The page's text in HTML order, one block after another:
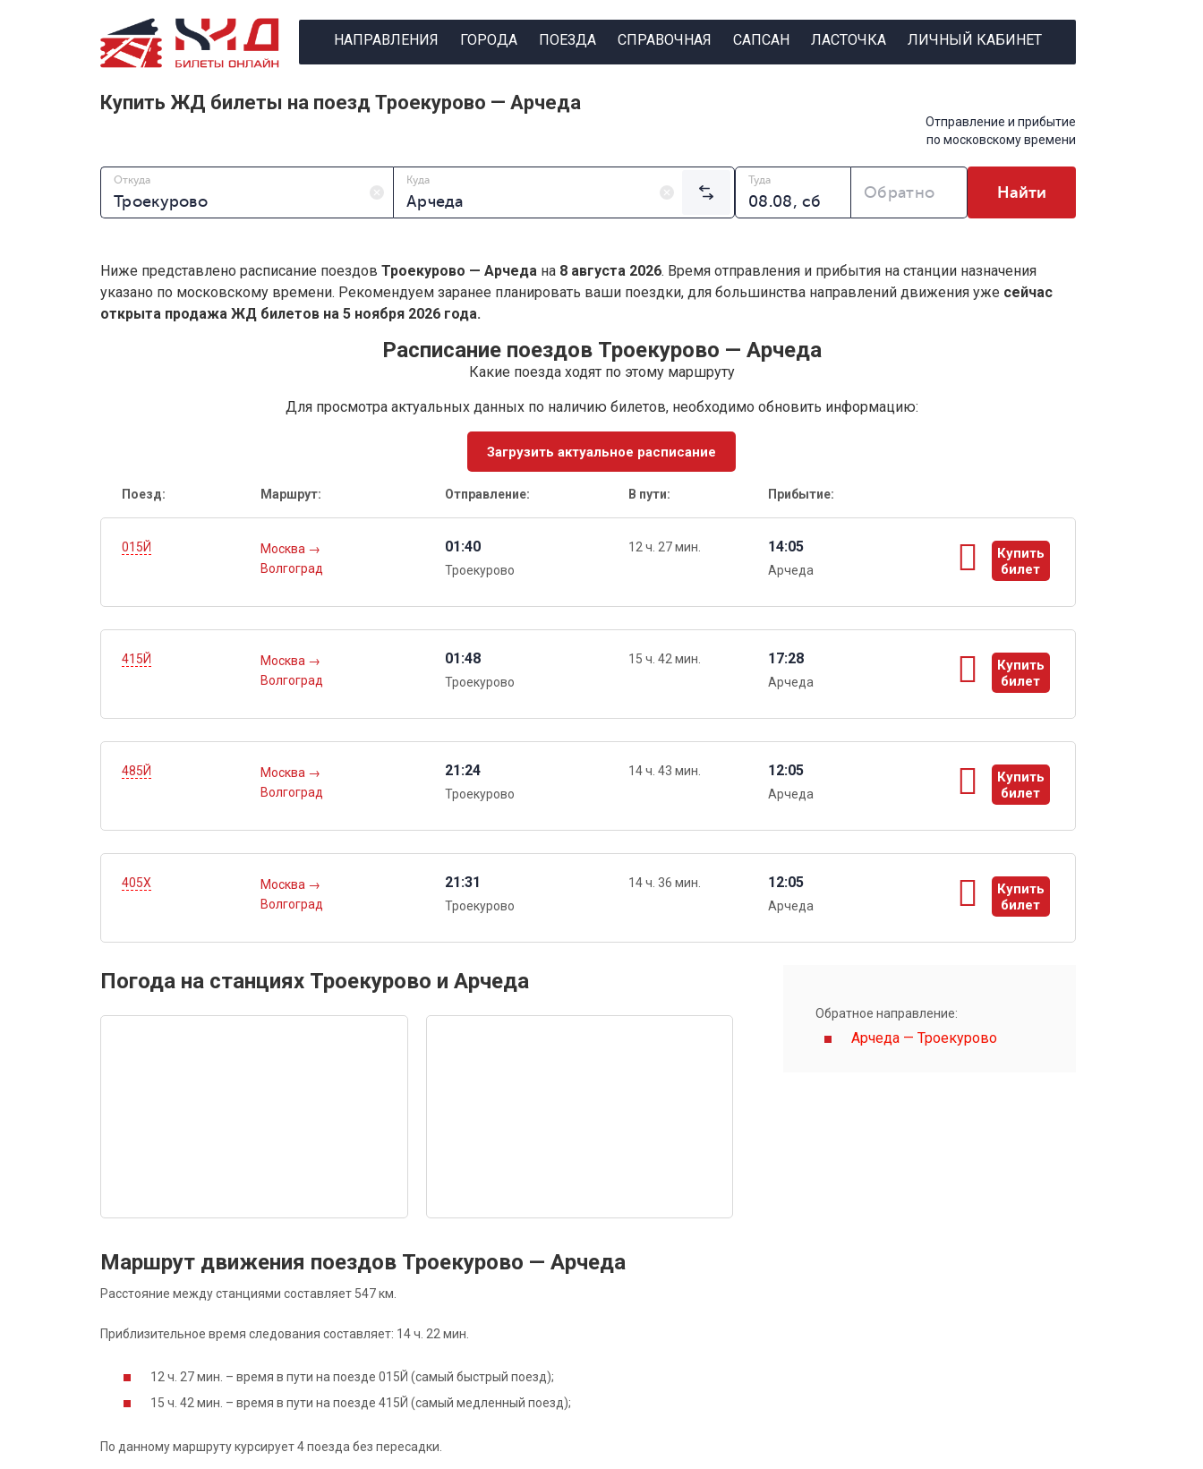
НАПРАВЛЕНИЯ ГОРОДА ПОЕЗДА СПРАВОЧНАЯ САПСАН ЛАСТОЧКА ЛИЧНЫЙ КАБИНЕТ
Купить ЖД билеты на поезд Троекурово — Арчеда
Отправление и прибытие
по московскому времени
Откуда Куда Туда
Обратно Найти
Ниже представлено расписание поездов Троекурово — Арчеда на 8 августа 2026. Время отправления и прибытия на станции назначения
указано по московскому времени. Рекомендуем заранее планировать ваши поездки, для большинства направлений движения уже сейчас
открыта продажа ЖД билетов на 5 ноября 2026 года.
Расписание поездов Троекурово — Арчеда
Какие поезда ходят по этому маршруту
Для просмотра актуальных данных по наличию билетов, необходимо обновить информацию:
Загрузить актуальное расписание
Поезд: Маршрут: Отправление: В пути: Прибытие:
015Й Москва →
Волгоград
01:40
Троекурово
12 ч. 27 мин. 14:05
Арчеда
Купить
билет
ы
415Й Москва →
Волгоград
01:48
Троекурово
15 ч. 42 мин. 17:28
Арчеда
Купить
билет
ы
485Й Москва →
Волгоград
21:24
Троекурово
14 ч. 43 мин. 12:05
Арчеда
Купить
билет
ы
405Х Москва →
Волгоград
21:31
Троекурово
14 ч. 36 мин. 12:05
Арчеда
Купить
билет
ы
Погода на станциях Троекурово и Арчеда
Маршрут движения поездов Троекурово — Арчеда
Расстояние между станциями составляет 547 км.
Приблизительное время следования составляет: 14 ч. 22 мин.
12 ч. 27 мин. – время в пути на поезде 015Й (самый быстрый поезд);
15 ч. 42 мин. – время в пути на поезде 415Й (самый медленный поезд);
По данному маршруту курсирует 4 поезда без пересадки.
Обратное направление:
Арчеда — Троекурово